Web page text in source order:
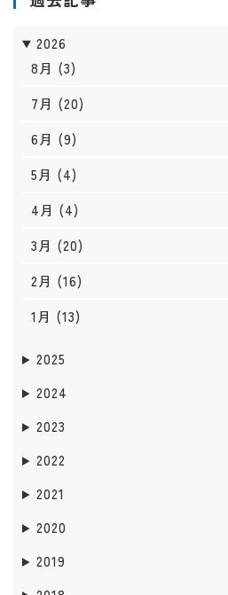
2026
8月 (3)
7月 (20)
6月 (9)
5月 (4)
4月 (4)
3月 (20)
2月 (16)
1月 (13)
2025
2024
2023
2022
2021
2020
2019